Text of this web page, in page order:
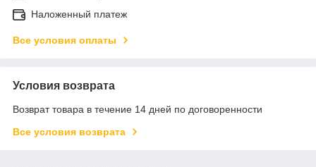
Наложенный платеж
Все условия оплаты
Условия возврата
Возврат товара в течение 14 дней по договоренности
Все условия возврата